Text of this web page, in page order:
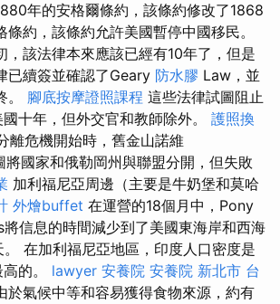
年的安格爾條約，該條約修改了1868
約，該條約允許美國暫停中國移民。
，該法律本來應該已經有10年了，但是
已續簽並確認了Geary 防水膠 Law，並
。 腳底按摩證照課程 這些法律試圖阻止
十年，但外交官和教師除外。 護照換
離危機開始時，舊金山諾維
將國家和俄勒岡州與聯盟分開，但失敗
加利福尼亞周邊（主要是牛奶堡和莫哈
外燴buffet 在運營的18個月中，Pony
信息的時間減少到了美國東海岸和西海
。 在加利福尼亞地區，印度人口密度是
的。 lawyer 安養院 安養院 新北市 台
於氣候中等和容易獲得食物來源，約有